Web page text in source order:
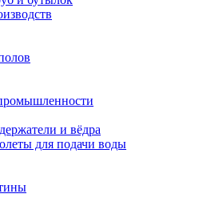
и вёдра
для подачи воды